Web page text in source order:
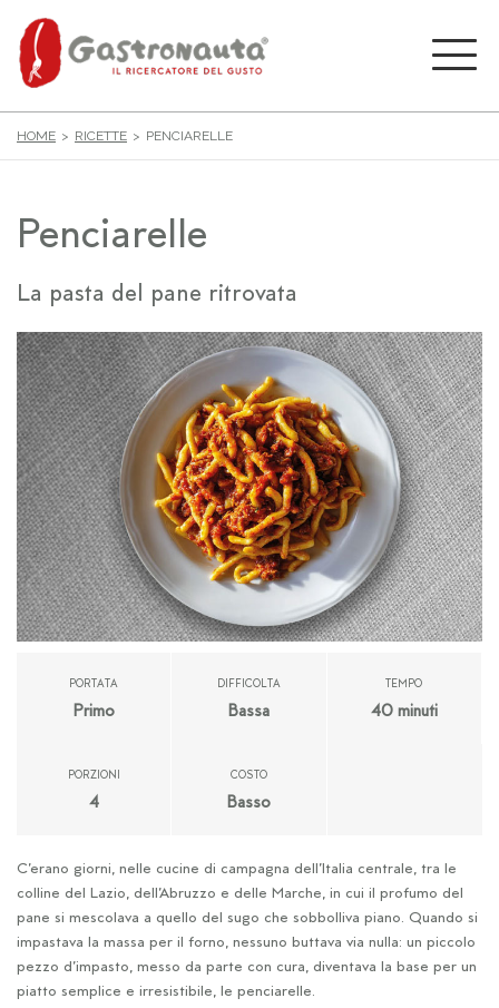
HOME RICETTE PENCIARELLE
Penciarelle
La pasta del pane ritrovata
PORTATA
Primo
DIFFICOLTA
Bassa
TEMPO
40 minuti
PORZIONI
4
COSTO
Basso
C’erano giorni, nelle cucine di campagna dell’Italia centrale, tra le
colline del Lazio, dell’Abruzzo e delle Marche, in cui il profumo del
pane si mescolava a quello del sugo che sobbolliva piano. Quando si
impastava la massa per il forno, nessuno buttava via nulla: un piccolo
pezzo d’impasto, messo da parte con cura, diventava la base per un
piatto semplice e irresistibile, le penciarelle.